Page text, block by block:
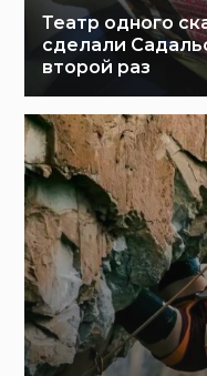
Театр одного
сделали
второй раз